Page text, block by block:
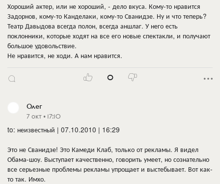
Хороший актер, или не хороший, - дело вкуса. Кому-то нравится
Задорнов, кому-то Канделаки, кому-то Сванидзе. Ну и что теперь?
Театр Давыдова всегда полон, всегда аншлаг. У него есть
поклонники, которые ходят на все его новые спектакли, и получают
большое удовольствие.
Не нравится, не ходи. А нам нравится.
0
Олег
7 окт • 17:10
to: неизвестный | 07.10.2010 | 16:29
Это не Сванидзе! Это Камеди Клаб, только от рекламы. Я видел
Обама-шоу. Выступает качественно, говорить умеет, но сознательно
все серьезные проблемы рекламы упрощает и выстебывает. Вот как-
то так. Имхо.